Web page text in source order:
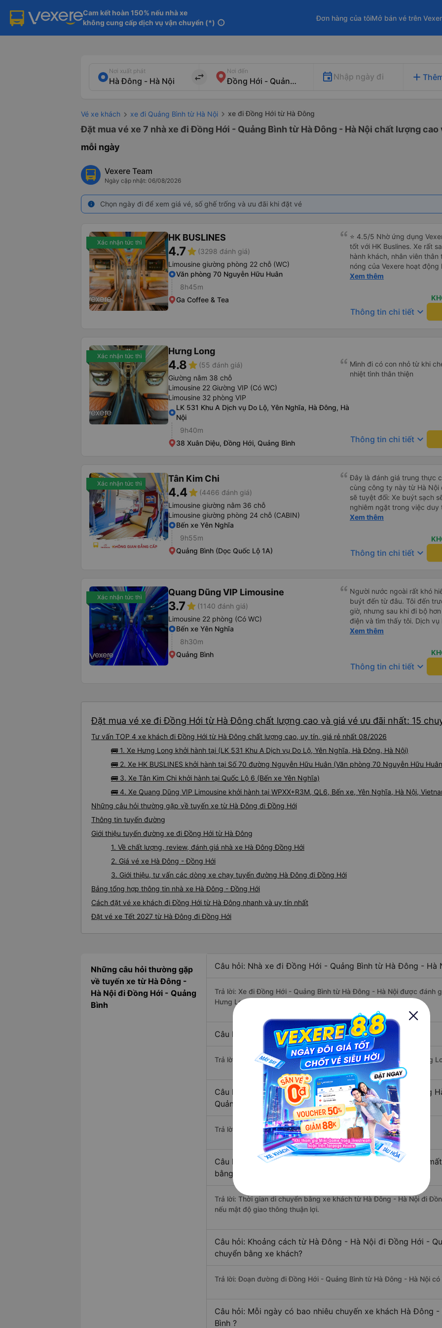
Cam kết hoàn 150% nếu nhà xe
không cung cấp dịch vụ vận chuyển (*) info
Đơn hàng của tôiMở bán vé trên
Nơi xuất phát
import_export
Nơi đến
Nhập ngày đi add
Vé xe khách xe đi Quảng Bình từ Hà Nội xe đi Đồng Hới từ Hà Đông
Đặt mua vé xe 7 nhà xe đi Đồng Hới - Quảng Bình từ Hà Đông - Hà Nội chất lượng
mỗi ngày
Vexere Team
Ngày cập nhật: 06/08/2026
info Chọn ngày đi để xem giá vé, số ghế trống và ưu đãi khi đặt vé
Xác nhận tức thì HK BUSLINES
4.7star (3298 đánh giá)
Limousine giường phòng 22 chỗ (WC)
Văn phòng 70 Nguyễn Hữu Huân
8h45m
Ga Coffee & Tea
⭐ 4.5/5 Nhờ ứng dụng
tốt với HK Buslines. Xe rất
hành khách, nhân viên
nóng của Vexere hoạt
với khách hàng. Nhược
quay lại, điều này có thể
vì điểm trả khách chỉ ở
không phải ở nhà tôi :) Ưu
Tôi hy vọng ứng dụng và
mang đến nhiều tiện ích
có app Vexere mà mình
sửa, dẫn đến nguy cơ bị
hàng, chỉ tại văn phòng đại
sao cho cả app Vexere và
triển để mang lại trải
Xem thêm
Thông tin chi tiết keyboard_arrow_down
Xác nhận tức thì Hưng Long
4.8star (55 đánh giá)
Giường nằm 38 chỗ
Limousine 22 Giường VIP (Có WC)
Limousine 32 phòng VIP
LK 531 Khu A Dịch vụ Do Lộ, Yên Nghĩa, Hà Đông, Hà
Nội
9h40m
38 Xuân Diệu, Đồng Hới, Quảng Bình
Mình đi có con nhỏ từ khi
nhiệt tình thân thiện
Thông tin chi tiết keyboard_arrow_down
Xác nhận tức thì Tân Kim Chi
4.4star (4466 đánh giá)
Limousine giường nằm 36 chỗ
Limousine giường phòng 24 chỗ (CABIN)
Bến xe Yên Nghĩa
9h55m
Quảng Bình (Dọc Quốc Lộ 1A)
Đây là đánh giá trung thực
cùng công ty này từ Hà
sẽ tuyệt đối: Xe buýt sạch
nghiêm ngặt trong việc
phép ăn trên xe. Đây là lần
xe buýt đều trông mới và
trên xe hoạt động hoàn
sạc: Có sẵn cổng sạc USB
thư giãn và ngủ trong suốt
xuyên: Họ lên lịch dừng
mọi người. Điểm chưa tốt: •
chót: Vài giờ trước khi khởi
điểm đón đã được thay đổi
khoảng 30 phút. Tuy nhiên,
không thực sự thân thiện
mức không thể chịu nổi. •
chúng tôi chuyển sang xe
Mặc dù có một vài bất tiện
cực với công ty này. Đây là
từng sử dụng ở Việt Nam.
tạo nên sự khác biệt đáng
Xem thêm
Thông tin chi tiết keyboard_arrow_down
Xác nhận tức thì Quang Dũng VIP Limousine
3.7star (1140 đánh giá)
Limousine 22 phòng (Có WC)
Bến xe Yên Nghĩa
8h30m
Quảng Bình
Người nước ngoài rất khó
buýt đến từ đâu. Tôi đến
giờ, nhưng sau khi đi bộ
điện và tìm thấy tôi. Dịch
tôi ngủ ngon hơn ở khách
cho điểm tối đa. Cảm ơn
Xem thêm
Thông tin chi tiết keyboard_arrow_down
Đặt mua vé xe đi Đồng Hới từ Hà Đông chất lượng cao và giá vé ưu đãi nhất: 15
Tư vấn TOP 4 xe khách đi Đồng Hới từ Hà Đông chất lượng cao, uy tín, giá rẻ nhất 08/2026
🚌 1. Xe Hưng Long khởi hành tại (LK 531 Khu A Dịch vụ Do Lộ, Yên Nghĩa, Hà Đông, Hà Nội)
🚌 2. Xe HK BUSLINES khởi hành tại Số 70 đường Nguyễn Hữu Huân (Văn phòng 70 Nguyễn Hữu
🚌 3. Xe Tân Kim Chi khởi hành tại Quốc Lộ 6 (Bến xe Yên Nghĩa)
🚌 4. Xe Quang Dũng VIP Limousine khởi hành tại WPXX+R3M, QL6, Bến xe, Yên Nghĩa, Hà Nội,
Những câu hỏi thường gặp về tuyến xe từ Hà Đông đi Đồng Hới
Thông tin tuyến đường
Giới thiệu tuyến đường xe đi Đồng Hới từ Hà Đông
1. Về chất lượng, review, đánh giá nhà xe Hà Đông Đồng Hới
2. Giá vé xe Hà Đông - Đồng Hới
3. Giới thiệu, tư vấn các dòng xe chạy tuyến đường Hà Đông đi Đồng Hới
Bảng tổng hợp thông tin nhà xe Hà Đông - Đồng Hới
Cách đặt vé xe khách đi Đồng Hới từ Hà Đông nhanh và uy tín nhất
Đặt vé xe Tết 2027 từ Hà Đông đi Đồng Hới
Những câu hỏi thường gặp
về tuyến xe từ Hà Đông -
Hà Nội đi Đồng Hới - Quảng
Bình
Câu hỏi: Nhà xe đi Đồng Hới - Quảng Bình từ Hà Đông - Hà
Trả lời: Xe đi Đồng Hới - Quảng Bình từ Hà Đông - Hà Nội được đánh
Hưng Long, HK BUSLINES, Tân Kim Chi.
Câu hỏi: Xe nào đi Đồng Hới - Quảng Bình có giá rẻ nhất?
Trả lời: Vé xe rẻ nhất có mức giá là 350.000 đồng của nhà xe Hưng
Câu hỏi: Có bao nhiêu nhà xe đang khai thác tuyến đường
Quảng Bình ?
Trả lời: Hiện tại có 4 nhà xe khai thác tuyến đường.
Câu hỏi: Từ Hà Đông - Hà Nội đi Đồng Hới - Quảng Bình
bằng xe khách?
Trả lời: Thời gian di chuyển bằng xe khách từ Hà Đông - Hà Nội đi
nếu mật độ giao thông thuận lợi.
Câu hỏi: Khoảng cách từ Hà Đông - Hà Nội đi Đồng Hới -
chuyển bằng xe khách?
Trả lời: Đoạn đường đi Đồng Hới - Quảng Bình từ Hà Đông - Hà Nội
Câu hỏi: Mỗi ngày có bao nhiêu chuyến xe khách Hà Đông
Bình ?